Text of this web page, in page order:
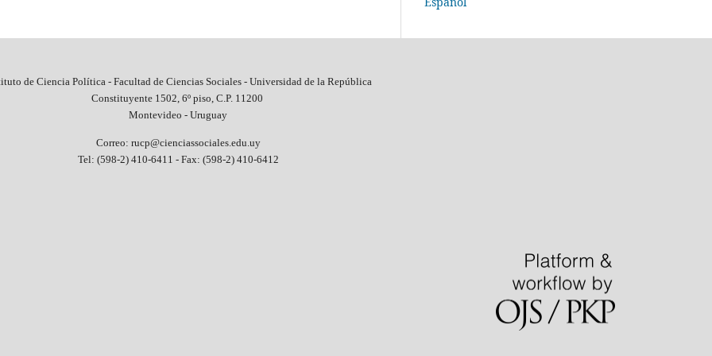
de Ciencia Política - Facultad de Ciencias Sociales - Universidad de la República
Constituyente 1502, 6º piso, C.P. 11200
Montevideo - Uruguay
Correo: rucp@cienciassociales.edu.uy
Tel: (598-2) 410-6411 - Fax: (598-2) 410-6412